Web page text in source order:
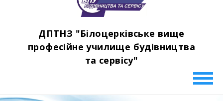
ДПТНЗ "Білоцерківське вище
професійне училище будівництва
та сервісу"